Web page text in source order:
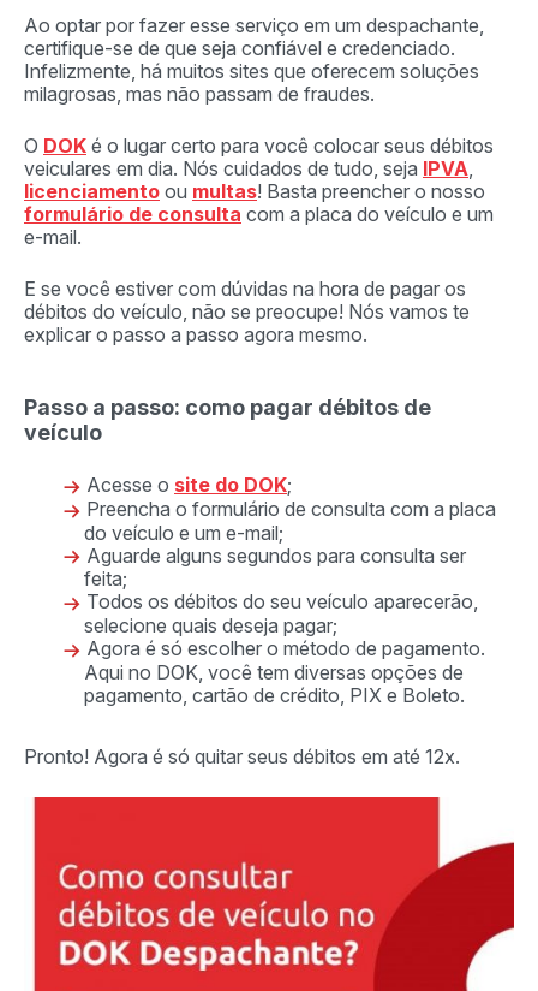
Ao optar por fazer esse serviço em um despachante,
certifique-se de que seja confiável e credenciado.
Infelizmente, há muitos sites que oferecem soluções
milagrosas, mas não passam de fraudes.
O DOK é o lugar certo para você colocar seus débitos
veiculares em dia. Nós cuidados de tudo, seja IPVA,
licenciamento ou multas! Basta preencher o nosso
formulário de consulta com a placa do veículo e um
e-mail.
E se você estiver com dúvidas na hora de pagar os
débitos do veículo, não se preocupe! Nós vamos te
explicar o passo a passo agora mesmo.
Passo a passo: como pagar débitos de
veículo
Acesse o site do DOK;
Preencha o formulário de consulta com a placa
do veículo e um e-mail;
Aguarde alguns segundos para consulta ser
feita;
Todos os débitos do seu veículo aparecerão,
selecione quais deseja pagar;
Agora é só escolher o método de pagamento.
Aqui no DOK, você tem diversas opções de
pagamento, cartão de crédito, PIX e Boleto.
Pronto! Agora é só quitar seus débitos em até 12x.